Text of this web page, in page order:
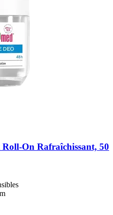
​On Rafraîchissant, 50